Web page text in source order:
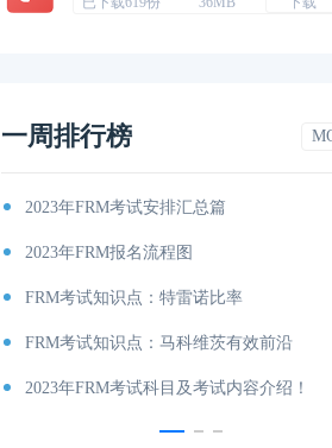
一周排行榜
2023年FRM考试安排汇总篇
2023年FRM报名流程图
FRM考试知识点：特雷诺比率
FRM考试知识点：马科维茨有效前沿
2023年FRM考试科目及考试内容介绍！